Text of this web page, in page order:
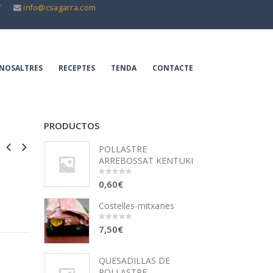
info@csagarra.com
NOSALTRES RECEPTES TENDA CONTACTE
PRODUCTOS
POLLASTRE
ARREBOSSAT KENTUKI
0
out
5
0,60€
Costelles-mitxanes
0
out
7,50€
QUESADILLAS DE